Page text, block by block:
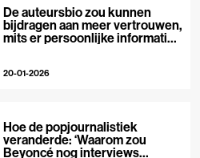
De auteursbio zou kunnen
bijdragen aan meer vertrouwen,
mits er persoonlijke informatie
20-01-2026
Hoe de popjournalistiek
veranderde: ‘Waarom zou
Beyoncé nog interviews